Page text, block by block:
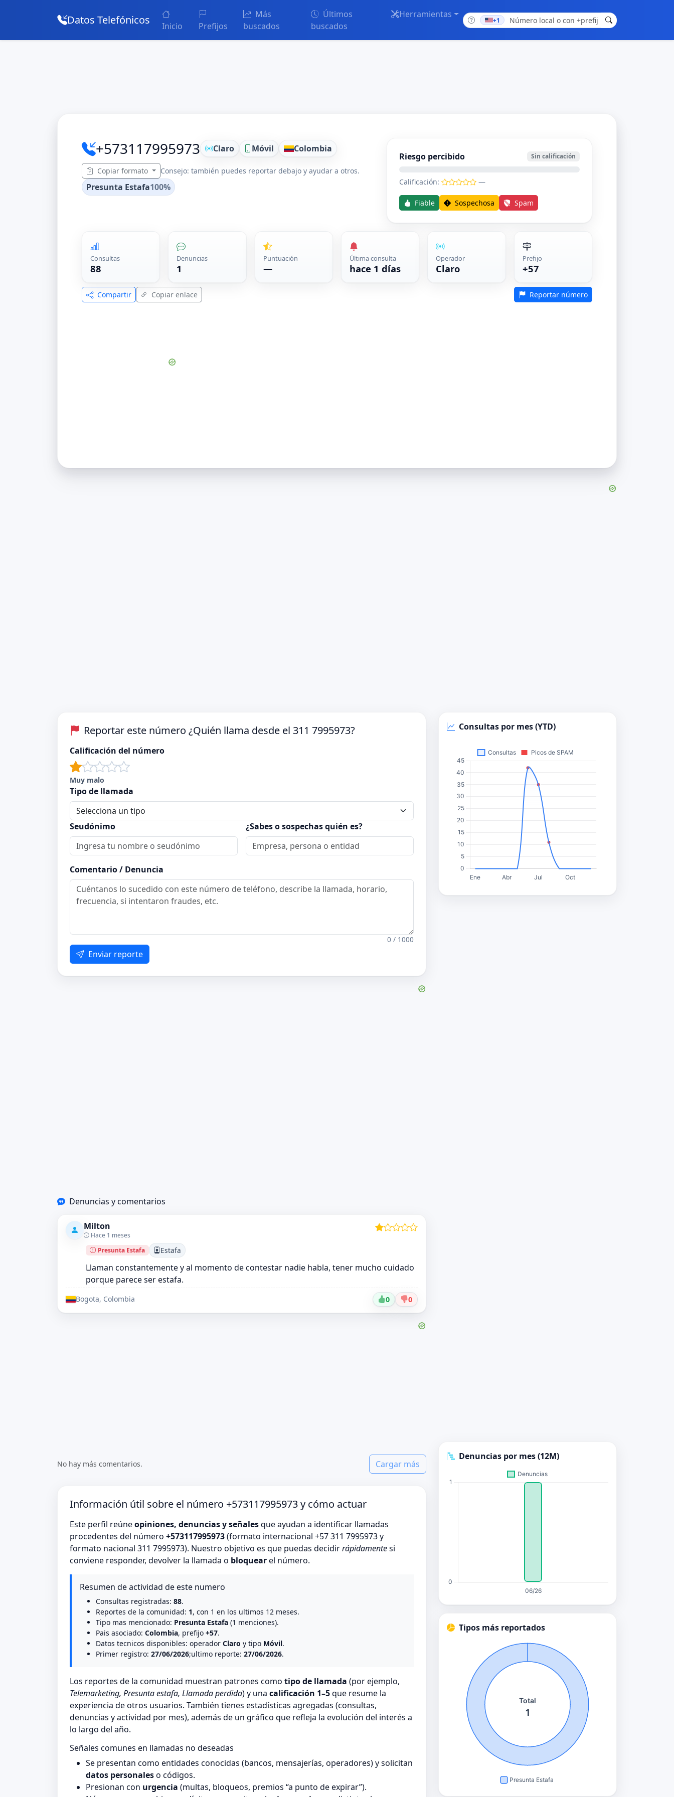
Datos Telefónicos Inicio Prefijos
Más
buscados
Últimos
buscados
Herramientas
+1
+573117995973 Claro Móvil Colombia
Copiar formato Consejo: también puedes reportar debajo y ayudar a otros.
Presunta Estafa100%
Riesgo percibido Sin calificación
Calificación: —
Fiable Sospechosa Spam
Consultas
88
Denuncias
1
Puntuación
—
Última consulta
hace 1 días
Operador
Claro
Prefijo
+57
Compartir Copiar enlace Reportar número
Reportar este número ¿Quién llama desde el 311 7995973?
Calificación del número
Muy malo
Tipo de llamada
Seudónimo ¿Sabes o sospechas quién es?
Comentario / Denuncia
0 / 1000
Enviar reporte
Denuncias y comentarios
Milton
Hace 1 meses
Presunta Estafa
Estafa
Llaman constantemente y al momento de contestar nadie habla, tener mucho cuidado
porque parece ser estafa.
Bogota, Colombia 0 0
No hay más comentarios. Cargar más
Información útil sobre el número +573117995973 y cómo actuar
Este perfil reúneopiniones, denuncias y señalesque ayudan a identificar llamadas
procedentes del número +573117995973(formato internacional +57 311 7995973 y
formato nacional 311 7995973). Nuestro objetivo es que puedas decidirrápidamentesi
conviene responder, devolver la llamada o bloquearel número.
Resumen de actividad de este numero
Consultas registradas: 88.
Reportes de la comunidad: 1, con 1 en los ultimos 12 meses.
Tipo mas mencionado: Presunta Estafa (1 menciones).
Pais asociado: Colombia, prefijo +57.
Datos tecnicos disponibles: operador Claro y tipo Móvil.
Primer registro: 27/06/2026;ultimo reporte: 27/06/2026.
Los reportes de la comunidad muestran patrones como tipo de llamada (por ejemplo,
Telemarketing, Presunta estafa, Llamada perdida) y una calificación 1–5que resume la
experiencia de otros usuarios. También tienes estadísticas agregadas (consultas,
denuncias y actividad por mes), además de un gráfico que refleja la evolución del interés a
lo largo del año.
Señales comunes en llamadas no deseadas
Se presentan como entidades conocidas (bancos, mensajerías, operadores) y solicitan
datos personaleso códigos.
Presionan con urgencia (multas, bloqueos, premios “a punto de expirar”).
Consultas por mes (YTD)
Denuncias por mes (12M)
Tipos más reportados